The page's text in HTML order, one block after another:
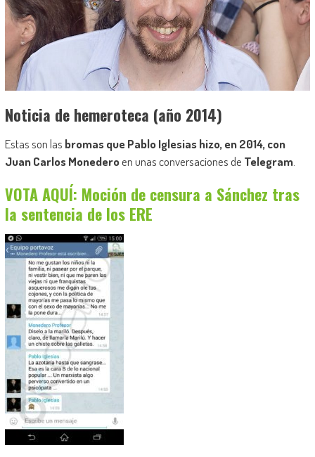
Noticia de hemeroteca (año 2014)
Estas son las bromas que Pablo Iglesias hizo, en 2014, con
Juan Carlos Monederoen unas conversaciones de Telegram.
VOTA AQUÍ: Moción de censura a Sánchez tras
la sentencia de los ERE